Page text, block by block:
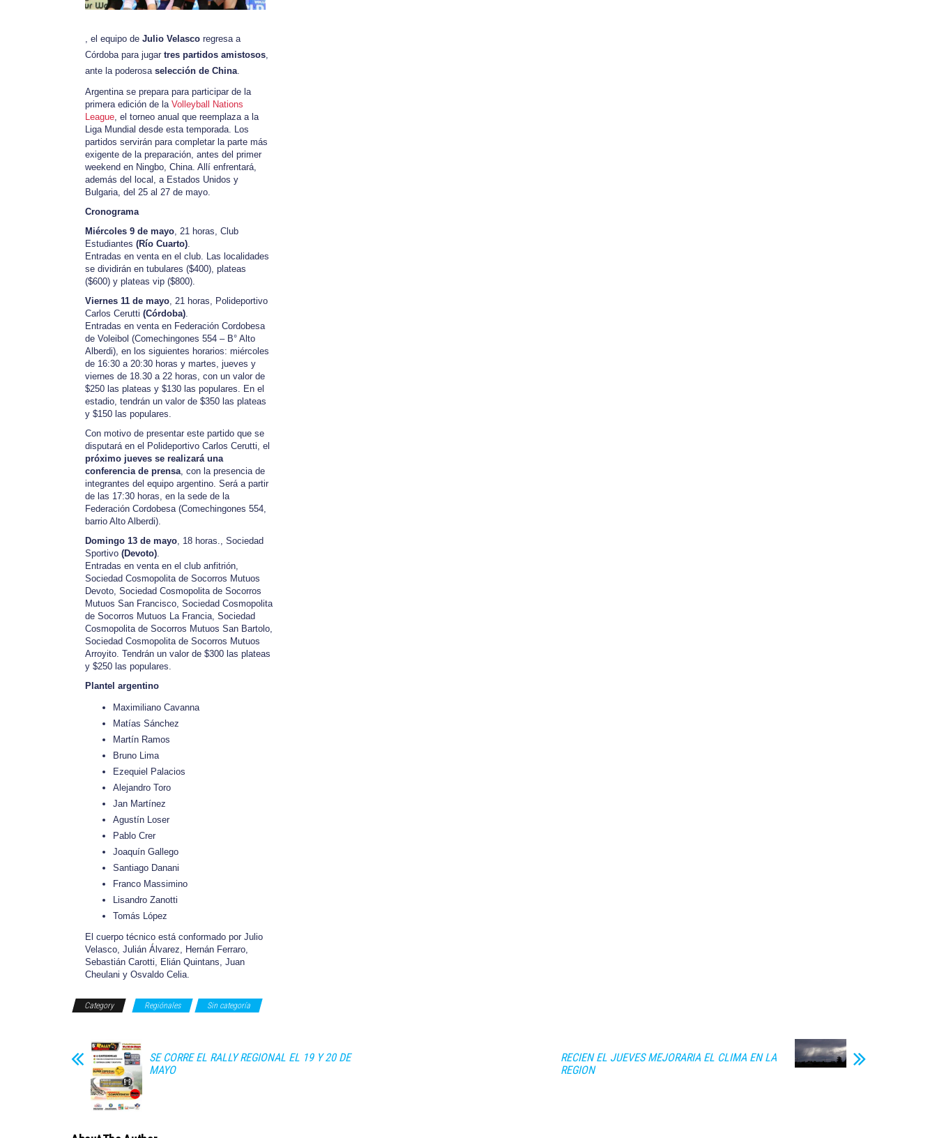
, el equipo de Julio Velasco regresa a
Córdoba para jugar tres partidos amistosos
ante la poderosa selección de China
Argentina se prepara para participar de la
primera edición de la Volleyball Nations
League , el torneo anual que reemplaza a la
Liga Mundial desde esta temporada. Los
partidos servirán para completar la parte más
exigente de la preparación, antes del primer
weekend en Ningbo, China. Allí enfrentará,
además del local, a Estados Unidos y
Bulgaria, del 25 al 27 de mayo.
Cronograma
Miércoles 9 de mayo , 21 horas, Club
Estudiantes (Río Cuarto)
Entradas en venta en el club. Las localidades
se dividirán en tubulares ($400), plateas
($600) y plateas vip ($800).
Viernes 11 de mayo , 21 horas, Polideportivo
Carlos Cerutti (Córdoba)
Entradas en venta en Federación Cordobesa
de Voleibol (Comechingones 554 – B° Alto
Alberdi), en los siguientes horarios: miércoles
de 16:30 a 20:30 horas y martes, jueves y
viernes de 18.30 a 22 horas, con un valor de
$250 las plateas y $130 las populares. En el
estadio, tendrán un valor de $350 las plateas
y $150 las populares.
Con motivo de presentar este partido que se
disputará en el Polideportivo Carlos Cerutti, el
próximo jueves se realizará una
conferencia de prensa , con la presencia de
integrantes del equipo argentino. Será a partir
de las 17:30 horas, en la sede de la
Federación Cordobesa (Comechingones 554,
barrio Alto Alberdi).
Domingo 13 de mayo , 18 horas., Sociedad
Sportivo (Devoto)
Entradas en venta en el club anfitrión,
Sociedad Cosmopolita de Socorros Mutuos
Devoto, Sociedad Cosmopolita de Socorros
Mutuos San Francisco, Sociedad Cosmopolita
de Socorros Mutuos La Francia, Sociedad
Cosmopolita de Socorros Mutuos San Bartolo,
Sociedad Cosmopolita de Socorros Mutuos
Arroyito. Tendrán un valor de $300 las plateas
y $250 las populares.
Plantel argentino
Maximiliano Cavanna
Matías Sánchez
Martín Ramos
Bruno Lima
Ezequiel Palacios
Alejandro Toro
Jan Martínez
Agustín Loser
Pablo Crer
Joaquín Gallego
Santiago Danani
Franco Massimino
Lisandro Zanotti
Tomás López
El cuerpo técnico está conformado por Julio
Velasco, Julián Álvarez, Hernán Ferraro,
Sebastián Carotti, Elián Quintans, Juan
Cheulani y Osvaldo Celia.
Category Regiónales Sin categoría
SE CORRE EL RALLY REGIONAL EL 19 Y 20 DE
MAYO
RECIEN EL JUEVES MEJORARIA EL CLIMA EN LA
REGION